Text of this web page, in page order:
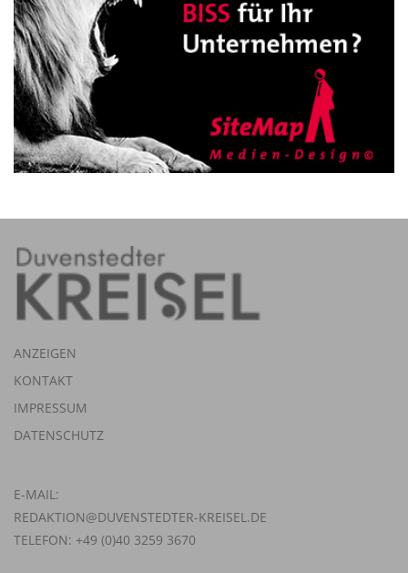
ANZEIGEN
KONTAKT
IMPRESSUM
DATENSCHUTZ
E-MAIL:
REDAKTION@DUVENSTEDTER-KREISEL.DE
TELEFON: +49 (0)40 3259 3670